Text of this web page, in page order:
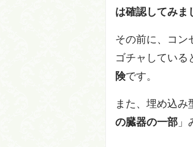
は確認してみま
その前に、コン
ゴチャしている
険です。
また、埋め込み
の臓器の一部